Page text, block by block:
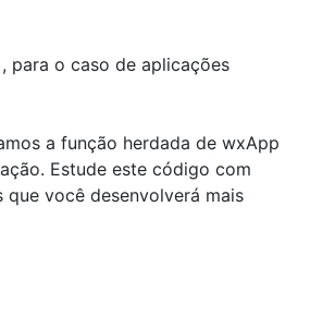
para o caso de aplicações
a função herdada de wxApp
Estude este código com
você desenvolverá mais